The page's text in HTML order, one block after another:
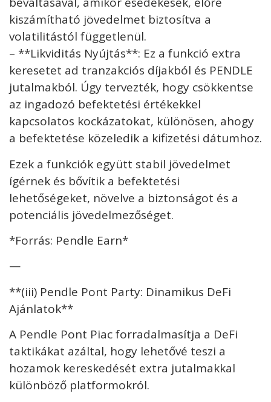
kiszámítható jövedelmet biztosítva a
volatilitástól függetlenül.
– **Likviditás Nyújtás**: Ez a funkció extra
keresetet ad tranzakciós díjakból és PENDLE
jutalmakból. Úgy tervezték, hogy csökkentse
az ingadozó befektetési értékekkel
kapcsolatos kockázatokat, különösen, ahogy
a befektetése közeledik a kifizetési dátumhoz.
Ezek a funkciók együtt stabil jövedelmet
ígérnek és bővítik a befektetési
lehetőségeket, növelve a biztonságot és a
potenciális jövedelmezőséget.
*Forrás: Pendle Earn*
—
**(iii) Pendle Pont Party: Dinamikus DeFi
Ajánlatok**
A Pendle Pont Piac forradalmasítja a DeFi
taktikákat azáltal, hogy lehetővé teszi a
hozamok kereskedését extra jutalmakkal
különböző platformokról.